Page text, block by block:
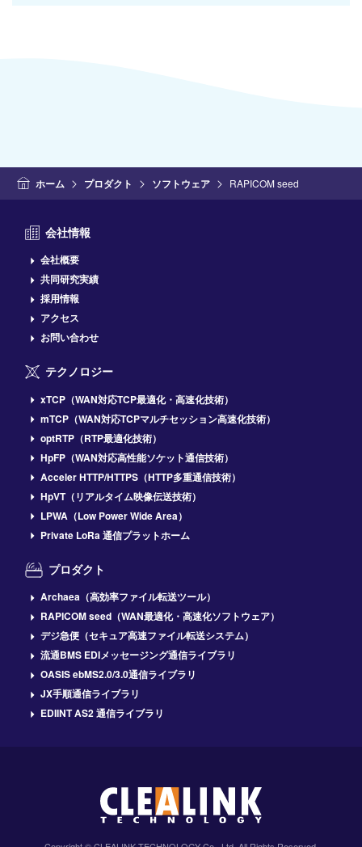
ホーム プロダクト ソフトウェア RAPICOM seed
会社情報
会社概要
共同研究実績
採用情報
アクセス
お問い合わせ
テクノロジー
xTCP（WAN対応TCP最適化・高速化技術）
mTCP（WAN対応TCPマルチセッション高速化技術）
optRTP（RTP最適化技術）
HpFP（WAN対応高性能ソケット通信技術）
Acceler HTTP/HTTPS（HTTP多重通信技術）
HpVT（リアルタイム映像伝送技術）
LPWA（Low Power Wide Area）
Private LoRa 通信プラットホーム
プロダクト
Archaea（高効率ファイル転送ツール）
RAPICOM seed（WAN最適化・高速化ソフトウェア）
デジ急便（セキュア高速ファイル転送システム）
流通BMS EDIメッセージング通信ライブラリ
OASIS ebMS2.0/3.0通信ライブラリ
JX手順通信ライブラリ
EDIINT AS2 通信ライブラリ